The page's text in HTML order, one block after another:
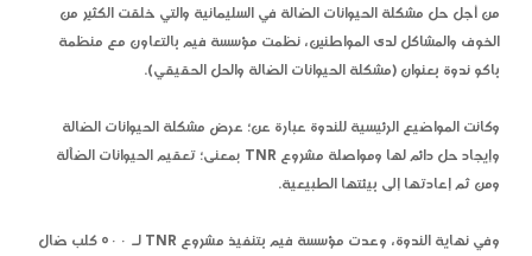
من أجل حل مشكلة الحيوانات الضالة في السليمانية والتي خلقت الكثير من
الخوف والمشاكل لدى المواطنين، نظمت مؤسسة فيم بالتعاون مع منظمة
باكو ندوة بعنوان (مشكلة الحيوانات الضالة والحل الحقيقي).
وكانت المواضيع الرئيسية للندوة عبارة عن؛ عرض مشكلة الحيوانات الضالة
وإيجاد حل دائم لها ومواصلة مشروع TNR بمعنى؛ تعقيم الحيوانات الضآلة
ومن ثم إعادتها إلى بيئتها الطبيعية.
وفي نهاية الندوة، وعدت مؤسسة فيم بتنفيذ مشروع TNR لـ ٥٠٠ كلب ضال